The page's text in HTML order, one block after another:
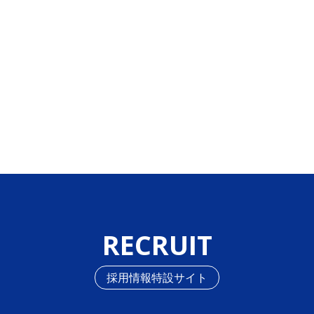
RECRUIT
採用情報特設サイト